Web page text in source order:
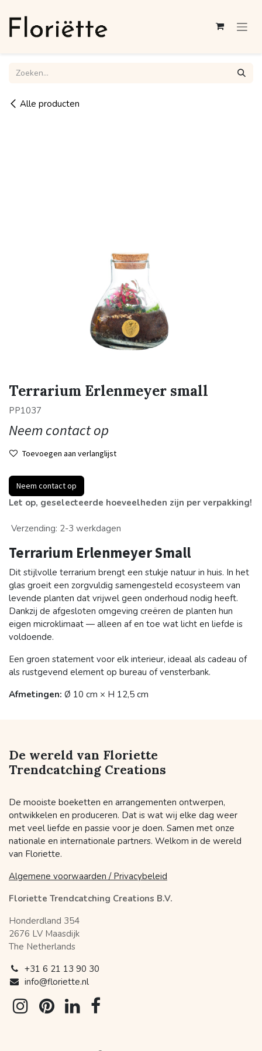
Alle producten
Terrarium Erlenmeyer small
PP1037
Neem contact op
Toevoegen aan verlanglijst
Neem contact op
Let op, geselecteerde hoeveelheden zijn per verpakking!
Verzending: 2-3 werkdagen
Terrarium Erlenmeyer Small
Dit stijlvolle terrarium brengt een stukje natuur in huis. In het
glas groeit een zorgvuldig samengesteld ecosysteem van
levende planten dat vrijwel geen onderhoud nodig heeft.
Dankzij de afgesloten omgeving creëren de planten hun
eigen microklimaat — alleen af en toe wat licht en liefde is
voldoende.
Een groen statement voor elk interieur, ideaal als cadeau of
als rustgevend element op bureau of vensterbank.
Afmetingen: Ø 10 cm × H 12,5 cm
De wereld van Floriette
Trendcatching Creations
De mooiste boeketten en arrangementen ontwerpen,
ontwikkelen en produceren. Dat is wat wij elke dag weer
met veel liefde en passie voor je doen. Samen met onze
nationale en internationale partners. Welkom in de wereld
van Floriette.
Algemene voorwaarden / Privacybeleid
Floriette Trendcatching Creations B.V.
Honderdland 354
2676 LV Maasdijk
The Netherlands
+31 6 21 13 90 30
info@floriette.nl